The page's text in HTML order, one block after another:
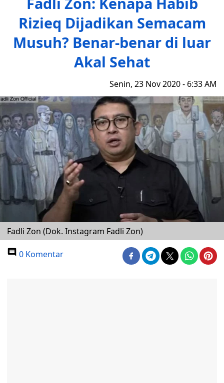
Rizieq Dijadikan Semacam
Musuh? Benar-benar di luar
Akal Sehat
Senin, 23 Nov 2020 - 6:33 AM
Fadli Zon (Dok. Instagram Fadli Zon)
0 Komentar